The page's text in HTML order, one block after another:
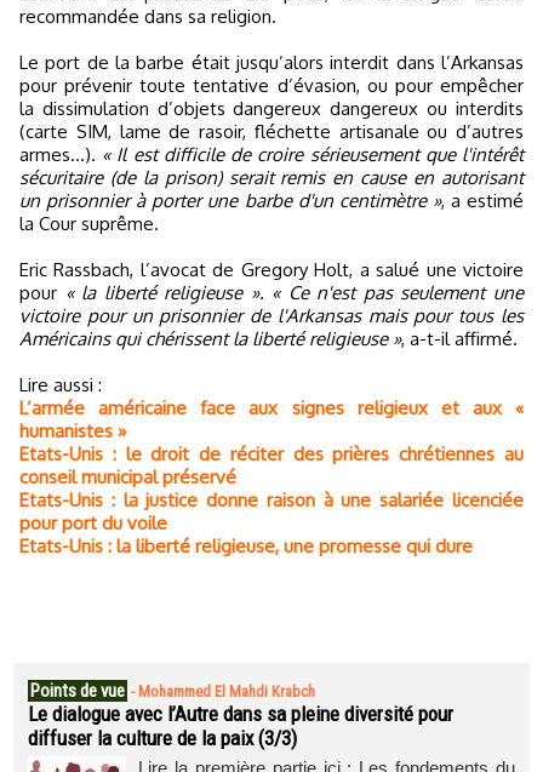
recommandée dans sa religion.
Le port de la barbe était jusqu’alors interdit dans l’Arkansas
pour prévenir toute tentative d’évasion, ou pour empêcher
la dissimulation d’objets dangereux dangereux ou interdits
(carte SIM, lame de rasoir, fléchette artisanale ou d’autres
armes…). « Il est difficile de croire sérieusement que l'intérêt
sécuritaire (de la prison) serait remis en cause en autorisant
un prisonnier à porter une barbe d'un centimètre », a estimé
la Cour suprême.
Eric Rassbach, l’avocat de Gregory Holt, a salué une victoire
pour « la liberté religieuse ». « Ce n'est pas seulement une
victoire pour un prisonnier de l'Arkansas mais pour tous les
Américains qui chérissent la liberté religieuse », a-t-il affirmé.
Lire aussi :
L’armée américaine face aux signes religieux et aux «
humanistes »
Etats-Unis : le droit de réciter des prières chrétiennes au
conseil municipal préservé
Etats-Unis : la justice donne raison à une salariée licenciée
pour port du voile
Etats-Unis : la liberté religieuse, une promesse qui dure
Points de vue - Mohammed El Mahdi Krabch
Le dialogue avec l’Autre dans sa pleine diversité pour
diffuser la culture de la paix (3/3)
Lire la première partie ici : Les fondements du